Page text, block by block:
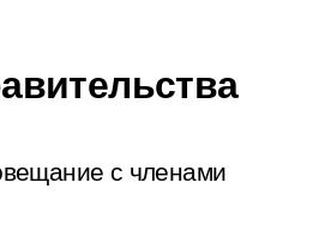
с членами